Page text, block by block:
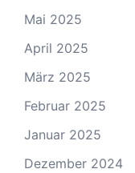
Mai 2025
April 2025
März 2025
Februar 2025
Januar 2025
Dezember 2024